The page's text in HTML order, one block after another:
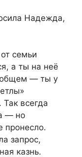
Надежда,
семьи
а ты на неё
общем — ты у
всегда
— но
пронесло.
запрос,
казнь.